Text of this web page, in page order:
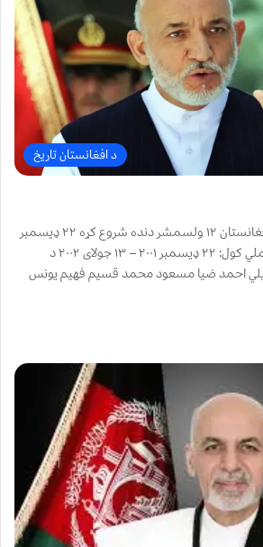
د افغانستان تاریخ
حامد کرزی د ملت بابا د افغانستان ١٢ ولسمشر دنده شروع کړه ٢٢ ډيسمبر
٢٠٠١ – ٢٩ سيپټمبر ٢٠۱۴ عملي کول: ٢٢ ډيسمبر ٢٠٠١ – ١٣ جولای ٢٠٠۲ د
احمد ضيا مسعود محمد قسيم فهيم يونس